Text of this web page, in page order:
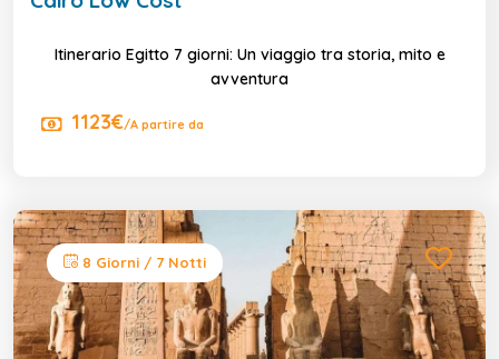
Itinerario Egitto 7 giorni: Un viaggio tra storia, mito e
avventura
1123€/A partire da
8 Giorni / 7 Notti